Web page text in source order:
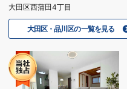
大田区西蒲田4丁目
大田区・品川区の一覧を見る